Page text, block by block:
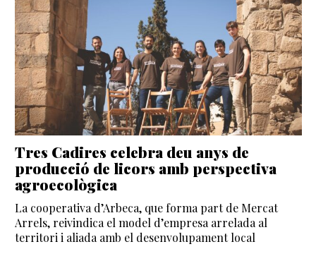
Tres Cadires celebra deu anys de
producció de licors amb perspectiva
agroecològica
La cooperativa d’Arbeca, que forma part de Mercat
Arrels, reivindica el model d’empresa arrelada al
territori i aliada amb el desenvolupament local